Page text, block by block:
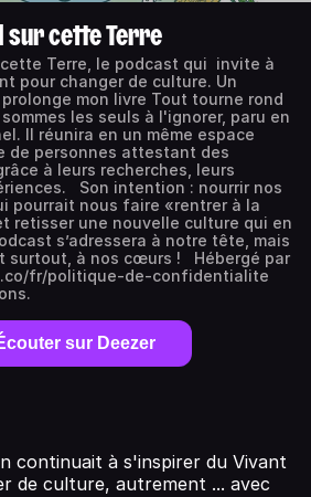
sur cette Terre
Terre, le podcast qui invite à
pour changer de culture. Un
mon livre Tout tourne rond
les seuls à l'ignorer, paru en
Il réunira en un même espace
de personnes attestant des
à leurs recherches, leurs
Son intention : nourrir nos
pourrait nous faire «rentrer à la
retisser une nouvelle culture qui en
s’adressera à notre tête, mais
surtout, à nos cœurs ! Hébergé par
fr/politique-de-confidentialite
sur Deezer
continuait à s'inspirer du Vivant
de culture, autrement ... avec